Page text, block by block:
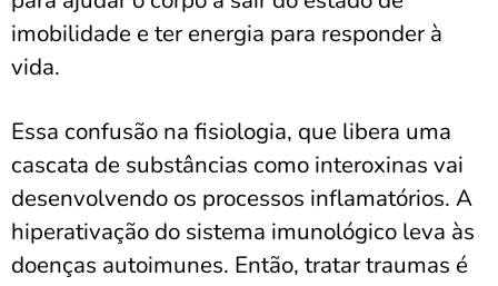
imobilidade e ter energia para responder à
vida.
Essa confusão na fisiologia, que libera uma
cascata de substâncias como interoxinas vai
desenvolvendo os processos inflamatórios. A
hiperativação do sistema imunológico leva às
doenças autoimunes. Então, tratar traumas é